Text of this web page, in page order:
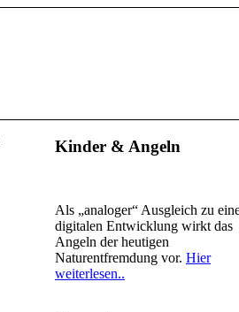
Kinder & Angeln
Als „analoger“ Ausgleich zu
digitalen Entwicklung wirkt das
Angeln der heutigen
Naturentfremdung vor.Hier
weiterlesen..